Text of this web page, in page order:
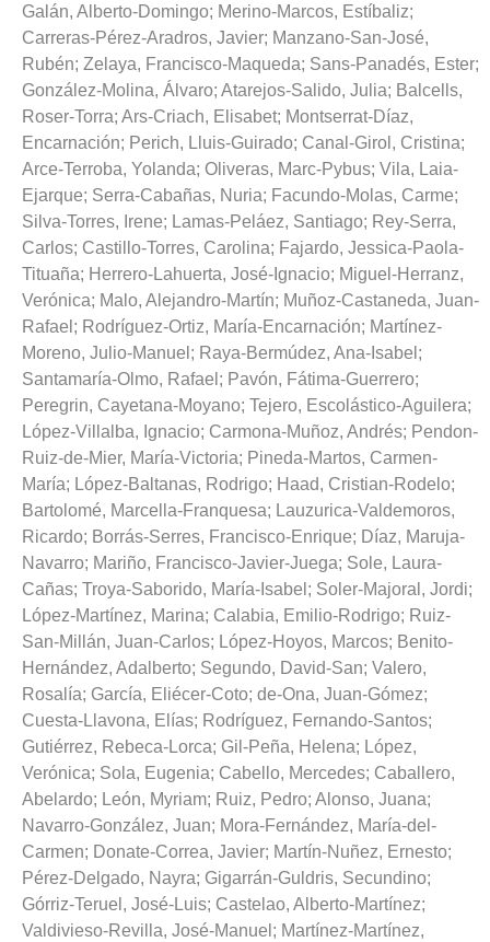
Galán, Alberto-Domingo; Merino-Marcos, Estíbaliz;
Carreras-Pérez-Aradros, Javier; Manzano-San-José,
Rubén; Zelaya, Francisco-Maqueda; Sans-Panadés, Ester;
González-Molina, Álvaro; Atarejos-Salido, Julia; Balcells,
Roser-Torra; Ars-Criach, Elisabet; Montserrat-Díaz,
Encarnación; Perich, Lluis-Guirado; Canal-Girol, Cristina;
Arce-Terroba, Yolanda; Oliveras, Marc-Pybus; Vila, Laia-
Ejarque; Serra-Cabañas, Nuria; Facundo-Molas, Carme;
Silva-Torres, Irene; Lamas-Peláez, Santiago; Rey-Serra,
Carlos; Castillo-Torres, Carolina; Fajardo, Jessica-Paola-
Tituaña; Herrero-Lahuerta, José-Ignacio; Miguel-Herranz,
Verónica; Malo, Alejandro-Martín; Muñoz-Castaneda, Juan-
Rafael ; Rodríguez-Ortiz, María-Encarnación; Martínez-
Moreno, Julio-Manuel ; Raya-Bermúdez, Ana-Isabel ;
Santamaría-Olmo, Rafael ; Pavón, Fátima-Guerrero;
Peregrin, Cayetana-Moyano; Tejero, Escolástico-Aguilera;
López-Villalba, Ignacio; Carmona-Muñoz, Andrés; Pendon-
Ruiz-de-Mier, María-Victoria; Pineda-Martos, Carmen-
María; López-Baltanas, Rodrigo; Haad, Cristian-Rodelo;
Bartolomé, Marcella-Franquesa; Lauzurica-Valdemoros,
Ricardo; Borrás-Serres, Francisco-Enrique; Díaz, Maruja-
Navarro; Mariño, Francisco-Javier-Juega; Sole, Laura-
Cañas; Troya-Saborido, María-Isabel ; Soler-Majoral, Jordi;
López-Martínez, Marina; Calabia, Emilio-Rodrigo; Ruiz-
San-Millán, Juan-Carlos; López-Hoyos, Marcos; Benito-
Hernández, Adalberto; Segundo, David-San; Valero,
Rosalía; García, Eliécer-Coto; de-Ona, Juan-Gómez;
Cuesta-Llavona, Elías; Rodríguez, Fernando-Santos;
Gutiérrez, Rebeca-Lorca; Gil-Peña, Helena; López,
Verónica; Sola, Eugenia; Cabello, Mercedes; Caballero,
Abelardo; León, Myriam; Ruiz, Pedro; Alonso, Juana;
Navarro-González, Juan; Mora-Fernández, María-del-
Carmen; Donate-Correa, Javier; Martín-Nuñez, Ernesto;
Pérez-Delgado, Nayra; Gigarrán-Guldris, Secundino;
Górriz-Teruel, José-Luis; Castelao, Alberto-Martínez;
Valdivieso-Revilla, José-Manuel ; Martínez-Martínez,